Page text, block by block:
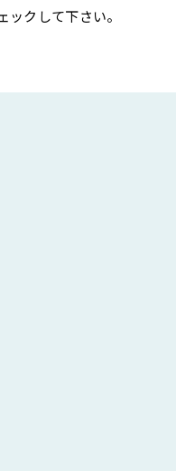
ックして下さい。